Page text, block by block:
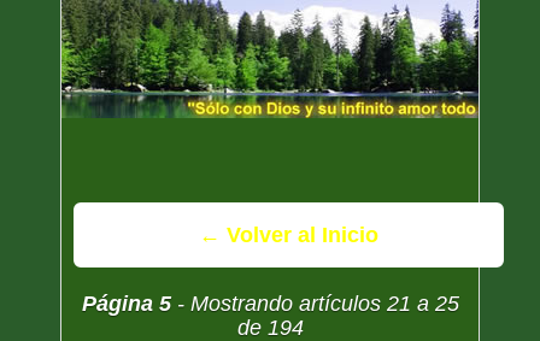
← Volver al Inicio
Página 5- Mostrando artículos 21 a 25
de 194